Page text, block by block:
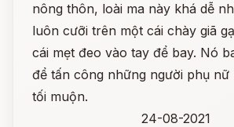
nông thôn, loài ma này khá dễ
luôn cưỡi trên một cái chày giã
cái mẹt đeo vào tay để bay. Nó
để tấn công những người phụ nữ
tối muộn.
24-08-2021